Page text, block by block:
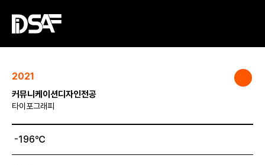
2021
커뮤니케이션디자인전공
타이포그래피
-196℃